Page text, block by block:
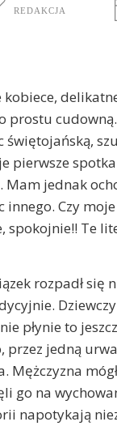
REDAKCJA
kobiece,
prostu cudowną.
świętojańską,
pierwsze
Mam jednak
innego. Czy
spokojnie!! Te
rozpadł się
płynie to
przez jedną
go na
napotykają